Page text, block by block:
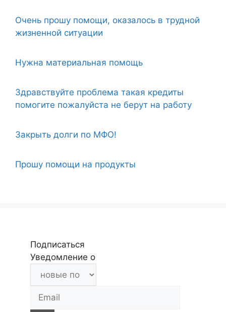
Очень прошу помощи, оказалось в трудной
жизненной ситуации
Нужна материальная помощь
Здравствуйте проблема такая кредиты
помогите пожалуйста не берут на работу
Закрыть долги по МФО!
Прошу помощи на продукты
Подписаться
Уведомление о